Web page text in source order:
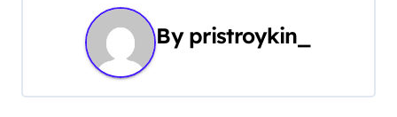
а
By pristroykin_